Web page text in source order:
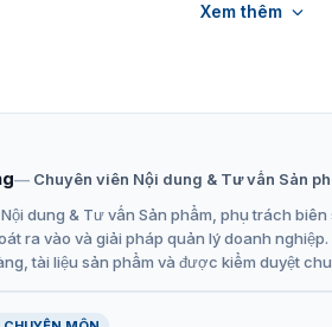
của đầu đọc mã vạch
Y80-ER hoạt động tốt trong cả
điều kiện.
ngữ, bao gồm tiếng Anh, tiếng Việt
đó, Y80-ER còn sở hữu nhiều đặc
Xem thêm
Chuyên viên Nội dung & Tư vấn Sản
dung & Tư vấn Sản phẩm, phụ trách
ra vào và giải pháp quản lý doanh
tài liệu sản phẩm và được kiểm duyệt